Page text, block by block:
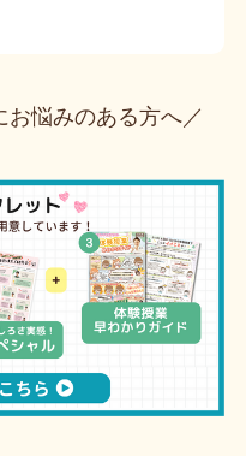
お悩みのある方へ／